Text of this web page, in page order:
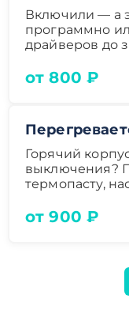
Включили — а
программно
драйверов до
от 800 ₽
Горячий
выключения?
термопасту,
от 900 ₽